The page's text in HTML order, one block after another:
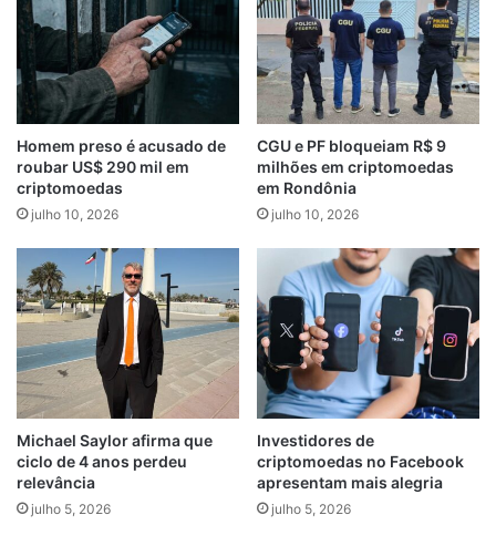
Homem preso é acusado de
roubar US$ 290 mil em
criptomoedas
julho 10, 2026
CGU e PF bloqueiam R$ 9
milhões em criptomoedas
em Rondônia
julho 10, 2026
Michael Saylor afirma que
ciclo de 4 anos perdeu
relevância
julho 5, 2026
Investidores de
criptomoedas no Facebook
apresentam mais alegria
julho 5, 2026